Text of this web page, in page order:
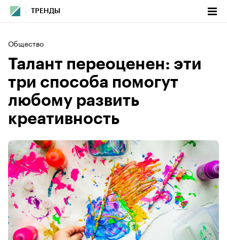
ТРЕНДЫ
Общество
Талант переоценен: эти
три способа помогут
любому развить
креативность